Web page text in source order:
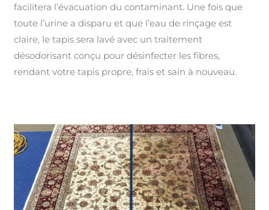
facilitera l’évacuation du contaminant. Une fois que
toute l’urine a disparu et que l’eau de rinçage est
claire, le tapis sera lavé avec un traitement
désodorisant conçu pour désinfecter les fibres,
rendant votre tapis propre, frais et sain à nouveau.